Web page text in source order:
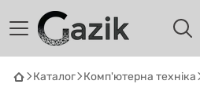
Каталог Комп'ютерна техніка